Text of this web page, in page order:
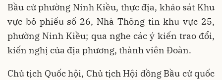
Bầu cử phường Ninh Kiều, thực địa, khảo sát Khu
vực bỏ phiếu số 26, Nhà Thông tin khu vực 25,
phường Ninh Kiều; qua nghe các ý kiến trao đổi,
kiến nghị của địa phương, thành viên Đoàn.
Chủ tịch Quốc hội, Chủ tịch Hội đồng Bầu cử quốc